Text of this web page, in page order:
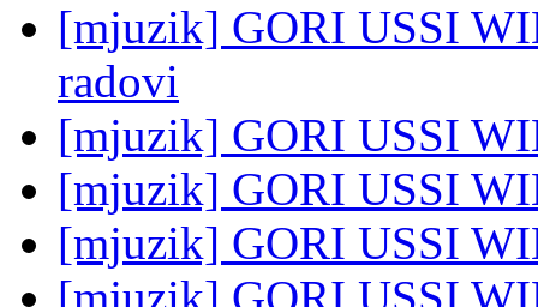
[mjuzik] GORI USSI
radovi
[mjuzik] GORI USSI
[mjuzik] GORI USSI
[mjuzik] GORI USSI